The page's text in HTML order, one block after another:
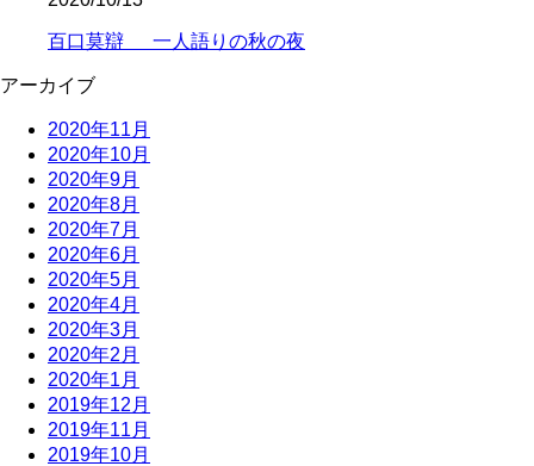
百口莫辯 一人語りの秋の夜
アーカイブ
2020年11月
2020年10月
2020年9月
2020年8月
2020年7月
2020年6月
2020年5月
2020年4月
2020年3月
2020年2月
2020年1月
2019年12月
2019年11月
2019年10月